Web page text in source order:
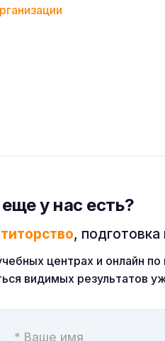
у нас есть?
, подготовка
центрах и онлайн
видимых результатов